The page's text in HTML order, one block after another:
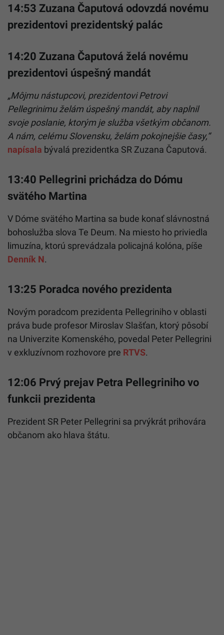
14:53 Zuzana Čaputová odovzdá novému
prezidentovi prezidentský palác
14:20 Zuzana Čaputová želá novému
prezidentovi úspešný mandát
„Môjmu nástupcovi, prezidentovi Petrovi
Pellegrinimu želám úspešný mandát, aby naplnil
svoje poslanie, ktorým je služba všetkým občanom.
A nám, celému Slovensku, želám pokojnejšie časy,“
napísala bývalá prezidentka SR Zuzana Čaputová.
13:40 Pellegrini prichádza do Dómu
svätého Martina
V Dóme svätého Martina sa bude konať slávnostná
bohoslužba slova Te Deum. Na miesto ho priviedla
limuzína, ktorú sprevádzala policajná kolóna, píše
Denník N.
13:25 Poradca nového prezidenta
Novým poradcom prezidenta Pellegriniho v oblasti
práva bude profesor Miroslav Slašťan, ktorý pôsobí
na Univerzite Komenského, povedal Peter Pellegrini
v exkluzívnom rozhovore pre RTVS.
12:06 Prvý prejav Petra Pellegriniho vo
funkcii prezidenta
Prezident SR Peter Pellegrini sa prvýkrát prihovára
občanom ako hlava štátu.